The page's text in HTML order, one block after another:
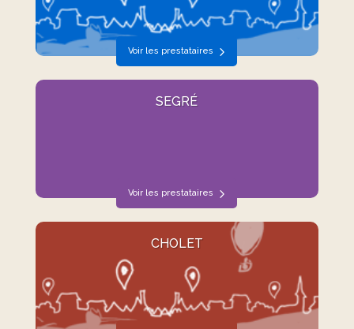
Voir les prestataires
SEGRÉ
Voir les prestataires
CHOLET